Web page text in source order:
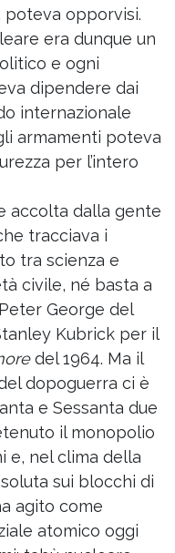
poteva opporvisi.
era dunque un
e ogni
dipendere dai
internazionale
armamenti poteva
per l’intero
accolta dalla gente
tracciava i
tra scienza e
civile, né basta a
George del
Kubrick per il
del 1964. Ma il
dopoguerra ci è
e Sessanta due
il monopolio
e, nel clima della
sui blocchi di
agito come
atomico oggi